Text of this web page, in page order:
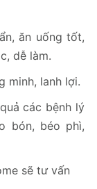
ăn uống tốt,
dễ làm.
minh, lanh lợi.
các bệnh lý
bón, béo phì,